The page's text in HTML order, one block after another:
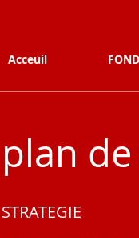
Acceuil
STRATEGIE